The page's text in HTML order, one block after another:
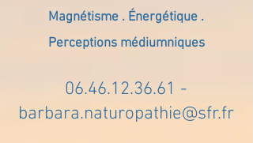
Magnétisme . Énergétique .
Perceptions médiumniques
06.46.12.36.61 -
barbara.naturopathie@sfr.fr